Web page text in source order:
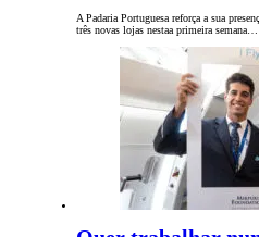
A Padaria Portuguesa reforça a sua
três novas lojas nestaa primeira semana…